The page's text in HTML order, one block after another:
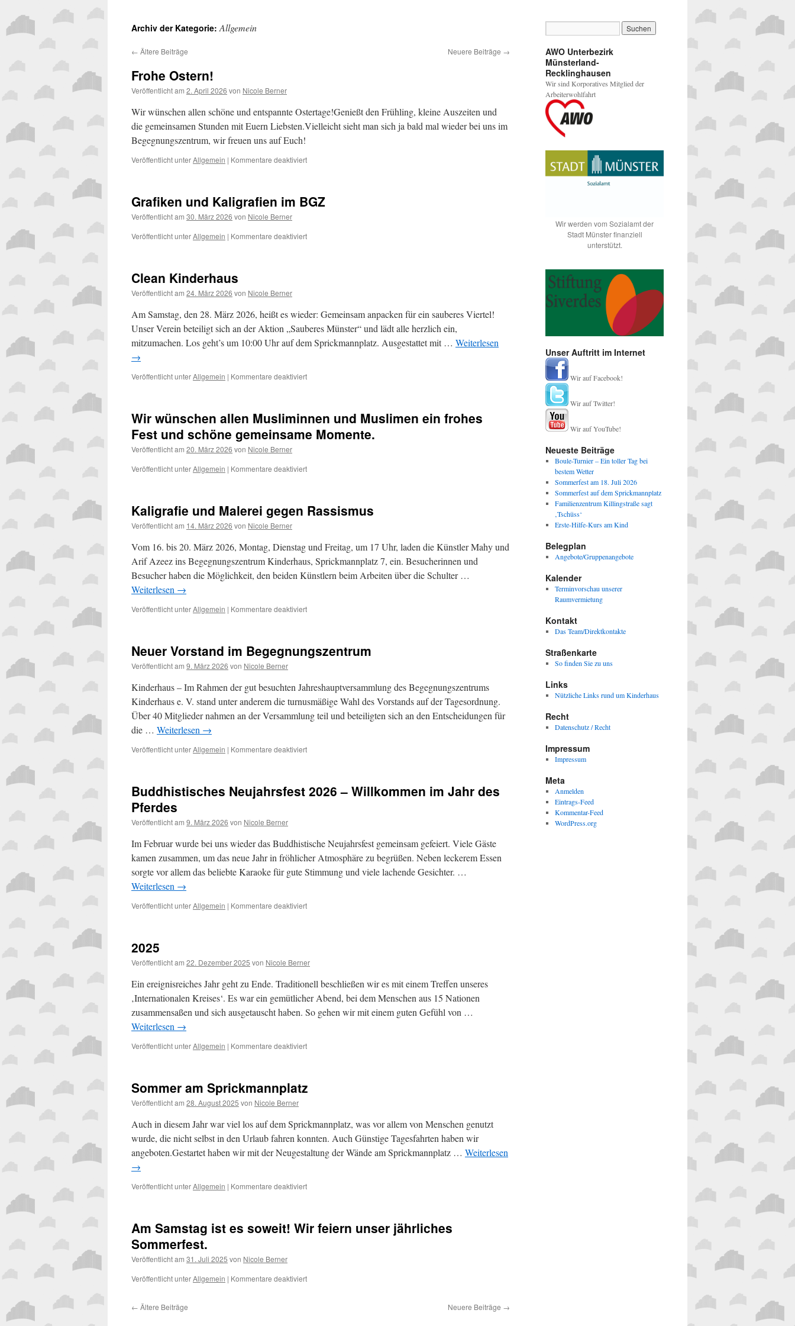
Archiv der Kategorie:Allgemein
← Ältere Beiträge Neuere Beiträge →
Frohe Ostern!
Veröffentlicht am 2. April 2026 von Nicole Berner
Wir wünschen allen schöne und entspannte Ostertage!Genießt den Frühling, kleine Auszeiten und
die gemeinsamen Stunden mit Euern Liebsten.Vielleicht sieht man sich ja bald mal wieder bei uns im
Begegnungszentrum, wir freuen uns auf Euch!
Veröffentlicht unterAllgemein | Kommentare deaktiviertfür
Grafiken und Kaligrafien im BGZ
Veröffentlicht am 30. März 2026 von Nicole Berner
Veröffentlicht unterAllgemein | Kommentare deaktiviertfür
Clean Kinderhaus
Veröffentlicht am 24. März 2026 von Nicole Berner
Am Samstag, den 28. März 2026, heißt es wieder: Gemeinsam anpacken für ein sauberes Viertel!
Unser Verein beteiligt sich an der Aktion „Sauberes Münster“ und lädt alle herzlich ein,
mitzumachen. Los geht’s um 10:00 Uhr auf dem Sprickmannplatz. Ausgestattet mit … Weiterlesen
→
Veröffentlicht unterAllgemein | Kommentare deaktiviertfür
Wir wünschen allen Musliminnen und Muslimen ein frohes
Fest und schöne gemeinsame Momente.
Veröffentlicht am 20. März 2026 von Nicole Berner
Veröffentlicht unterAllgemein | Kommentare deaktiviertfür
Musliminnen
frohes
Fest
und
Momente.
Kaligrafie und Malerei gegen Rassismus
Veröffentlicht am 14. März 2026 von Nicole Berner
Vom 16. bis 20. März 2026, Montag, Dienstag und Freitag, um 17 Uhr, laden die Künstler Mahy und
Arif Azeez ins Begegnungszentrum Kinderhaus, Sprickmannplatz 7, ein. Besucherinnen und
Besucher haben die Möglichkeit, den beiden Künstlern beim Arbeiten über die Schulter …
Weiterlesen →
Veröffentlicht unterAllgemein | Kommentare deaktiviertfür
gegen
Rassismus
Neuer Vorstand im Begegnungszentrum
Veröffentlicht am 9. März 2026 von Nicole Berner
Kinderhaus – Im Rahmen der gut besuchten Jahreshauptversammlung des Begegnungszentrums
Kinderhaus e. V. stand unter anderem die turnusmäßige Wahl des Vorstands auf der Tagesordnung.
Über 40 Mitglieder nahmen an der Versammlung teil und beteiligten sich an den Entscheidungen für
die … Weiterlesen →
Veröffentlicht unterAllgemein | Kommentare deaktiviertfür
Begegnungszentrum
Buddhistisches Neujahrsfest 2026 – Willkommen im Jahr des
Pferdes
Veröffentlicht am 9. März 2026 von Nicole Berner
Im Februar wurde bei uns wieder das Buddhistische Neujahrsfest gemeinsam gefeiert. Viele Gäste
kamen zusammen, um das neue Jahr in fröhlicher Atmosphäre zu begrüßen. Neben leckerem Essen
sorgte vor allem das beliebte Karaoke für gute Stimmung und viele lachende Gesichter. …
Weiterlesen →
Veröffentlicht unterAllgemein | Kommentare deaktiviertfür
im
Jahr
des
Pferdes
2025
Veröffentlicht am 22. Dezember 2025 von Nicole Berner
Ein ereignisreiches Jahr geht zu Ende. Traditionell beschließen wir es mit einem Treffen unseres
‚Internationalen Kreises‘. Es war ein gemütlicher Abend, bei dem Menschen aus 15 Nationen
zusammensaßen und sich ausgetauscht haben. So gehen wir mit einem guten Gefühl von …
Weiterlesen →
Veröffentlicht unterAllgemein | Kommentare deaktiviertfür
Sommer am Sprickmannplatz
Veröffentlicht am 28. August 2025 von Nicole Berner
Auch in diesem Jahr war viel los auf dem Sprickmannplatz, was vor allem von Menschen genutzt
wurde, die nicht selbst in den Urlaub fahren konnten. Auch Günstige Tagesfahrten haben wir
angeboten.Gestartet haben wir mit der Neugestaltung der Wände am Sprickmannplatz … Weiterlesen
→
Veröffentlicht unterAllgemein | Kommentare deaktiviertfür
Am Samstag ist es soweit! Wir feiern unser jährliches
Sommerfest.
Veröffentlicht am 31. Juli 2025 von Nicole Berner
Veröffentlicht unterAllgemein | Kommentare deaktiviertfür
← Ältere Beiträge Neuere Beiträge →
AWO Unterbezirk
Münsterland-
Recklinghausen
Wir sind Korporatives Mitglied der
Arbeiterwohlfahrt
Wir werden vom Sozialamt der
Stadt Münster finanziell
unterstützt.
Unser Auftritt im Internet
Wir auf Facebook!
Wir auf Twitter!
Wir auf YouTube!
Neueste Beiträge
Boule-Turnier – Ein toller Tag bei
bestem Wetter
Sommerfest am 18. Juli 2026
Sommerfest auf dem Sprickmannplatz
Familienzentrum Killingstraße sagt
‚Tschüss‘
Erste-Hilfe-Kurs am Kind
Belegplan
Angebote/Gruppenangebote
Kalender
Terminvorschau unserer
Raumvermietung
Kontakt
Das Team/Direktkontakte
Straßenkarte
So finden Sie zu uns
Links
Nützliche Links rund um Kinderhaus
Recht
Datenschutz / Recht
Impressum
Impressum
Meta
Anmelden
Eintrags-Feed
Kommentar-Feed
WordPress.org